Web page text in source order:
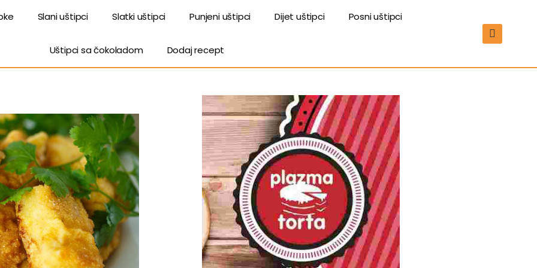
Slani uštipci Slatki uštipci Punjeni uštipci Dijet uštipci Posni uštipci
Uštipci sa čokoladom Dodaj recept